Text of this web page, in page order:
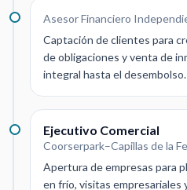
Asesor Financiero
Captación de clientes para
de obligaciones y venta de
integral hasta el desembolso.
Ejecutivo Comercial
Coorserpark–Capillas de la Fe
Apertura de empresas para
en frío, visitas empresariales